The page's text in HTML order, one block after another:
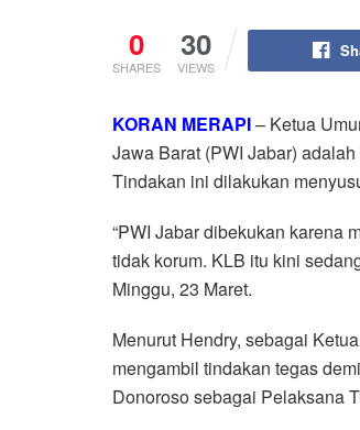
0
SHARES
30
VIEWS
KORAN MERAPI– Ketua
Jawa Barat (PWI Jabar)
Tindakan ini dilakukan
“PWI Jabar dibekukan karena
tidak korum. KLB itu kini
Minggu, 23 Maret.
Menurut Hendry, sebagai
mengambil tindakan tegas
Donoroso sebagai Pelaksana